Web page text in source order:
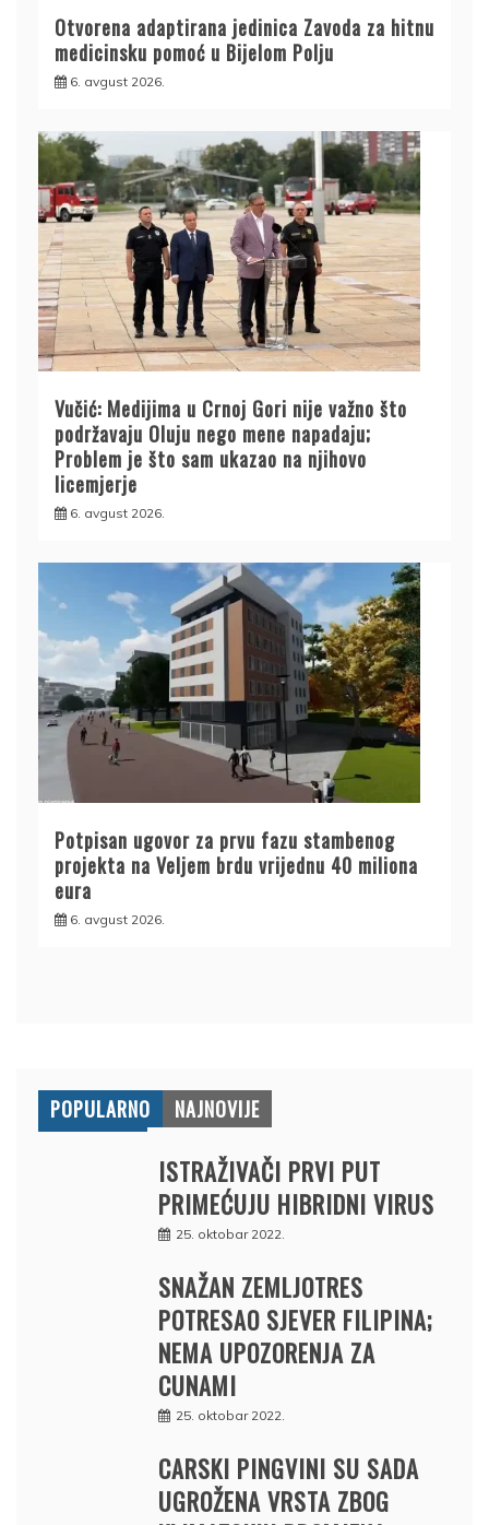
Otvorena adaptirana jedinica Zavoda za hitnu
medicinsku pomoć u Bijelom Polju
6. avgust 2026.
Vučić: Medijima u Crnoj Gori nije važno što
podržavaju Oluju nego mene napadaju;
Problem je što sam ukazao na njihovo
licemjerje
6. avgust 2026.
Potpisan ugovor za prvu fazu stambenog
projekta na Veljem brdu vrijednu 40 miliona
eura
6. avgust 2026.
POPULARNO NAJNOVIJE
ISTRAŽIVAČI PRVI PUT
PRIMEĆUJU HIBRIDNI VIRUS
25. oktobar 2022.
SNAŽAN ZEMLJOTRES
POTRESAO SJEVER FILIPINA;
NEMA UPOZORENJA ZA
CUNAMI
25. oktobar 2022.
CARSKI PINGVINI SU SADA
UGROŽENA VRSTA ZBOG